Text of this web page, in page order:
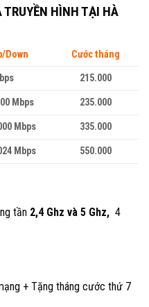
HÌNH TẠI HÀ
Down Cước tháng
215.000
Mbps 235.000
Mbps 335.000
Mbps 550.000
tần 2,4 Ghz và 5 Ghz, 4
+ Tặng tháng cước thứ 7